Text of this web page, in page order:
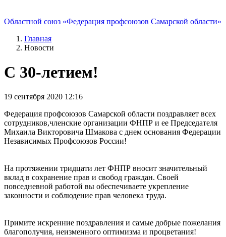
Областной союз «Федерация профсоюзов Самарской области»
Главная
Новости
С 30-летием!
19 сентября 2020 12:16
Федерация профсоюзов Самарской области поздравляет всех
сотрудников,членские организации ФНПР и ее Председателя
Михаила Викторовича Шмакова с днем основания Федерации
Независимых Профсоюзов России!
На протяжении тридцати лет ФНПР вносит значительный
вклад в сохранение прав и свобод граждан. Своей
повседневной работой вы обеспечиваете укрепление
законности и соблюдение прав человека труда.
Примите искренние поздравления и самые добрые пожелания
благополучия, неизменного оптимизма и процветания!